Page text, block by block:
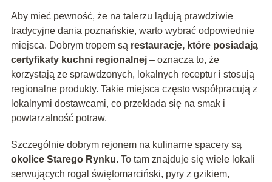
Aby mieć pewność, że na talerzu lądują prawdziwie
tradycyjne dania poznańskie, warto wybrać odpowiednie
miejsca. Dobrym tropem są restauracje, które posiadają
certyfikaty kuchni regionalnej– oznacza to, że
korzystają ze sprawdzonych, lokalnych receptur i stosują
regionalne produkty. Takie miejsca często współpracują z
lokalnymi dostawcami, co przekłada się na smak i
powtarzalność potraw.
Szczególnie dobrym rejonem na kulinarne spacery są
okolice Starego Rynku. To tam znajduje się wiele lokali
serwujących rogal świętomarciński, pyry z gzikiem,